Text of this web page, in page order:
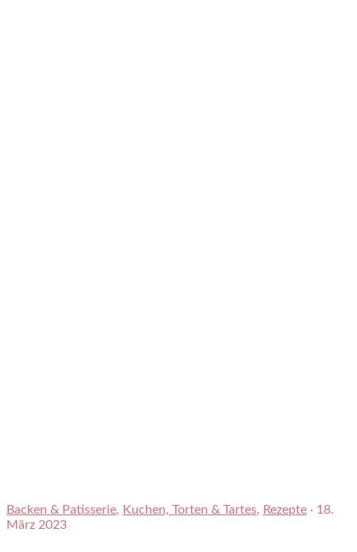
Backen & Patisserie, Kuchen, Torten & Tartes, Rezepte · 18.
März 2023